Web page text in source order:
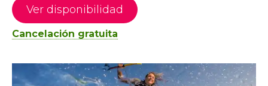
Ver disponibilidad
Cancelación gratuita